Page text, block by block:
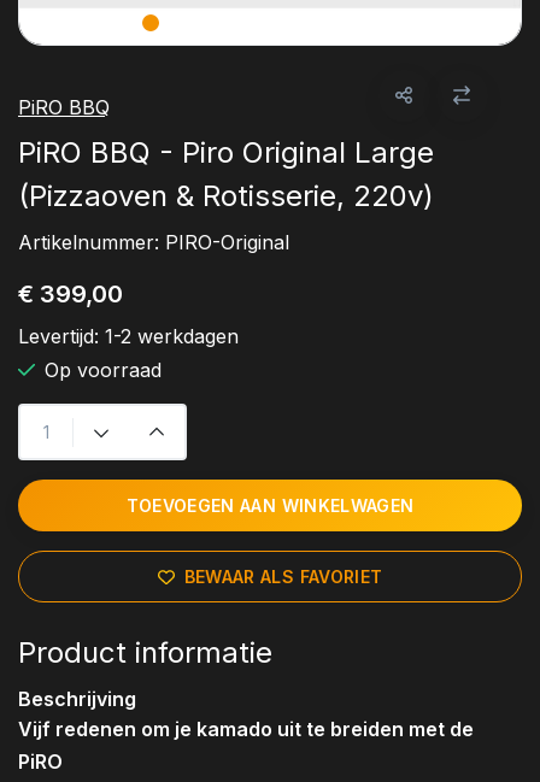
PiRO BBQ
PiRO BBQ - Piro Original Large
(Pizzaoven & Rotisserie, 220v)
Artikelnummer: PIRO-Original
€ 399,00
Levertijd: 1-2 werkdagen
Op voorraad
TOEVOEGEN AAN WINKELWAGEN
BEWAAR ALS FAVORIET
Product informatie
Beschrijving
Vijf redenen om je kamado uit te breiden met de
PiRO